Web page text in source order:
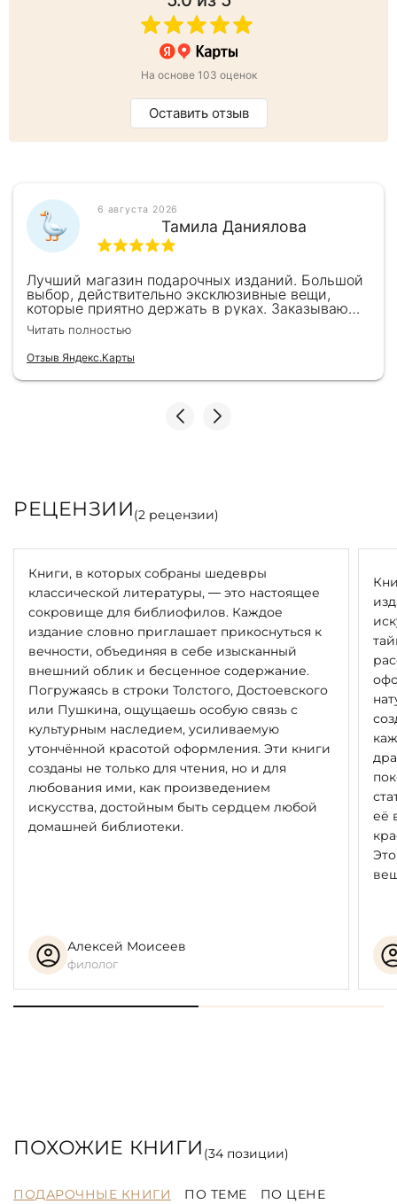
На основе 103 оценок
Оставить отзыв
6 августа 2026
Тамила Даниялова
Лучший магазин подарочных изданий. Большой
выбор, действительно эксклюзивные вещи,
которые приятно держать в руках. Заказываю
здесь уже второй раз для бизнес-партнеров,
всегда всё безупречно — от общения с
консультантами до качества самих книг.
Однозначно рекомендую
Читать полностью
Отзыв Яндекс.Карты
РЕЦЕНЗИИ(2 рецензии)
Книги, в которых собраны шедевры
классической литературы, — это настоящее
сокровище для библиофилов. Каждое
издание словно приглашает прикоснуться к
вечности, объединяя в себе изысканный
внешний облик и бесценное содержание.
Погружаясь в строки Толстого, Достоевского
или Пушкина, ощущаешь особую связь с
культурным наследием, усиливаемую
утончённой красотой оформления. Эти книги
созданы не только для чтения, но и для
любования ими, как произведением
искусства, достойным быть сердцем любой
домашней библиотеки.
Алексей Моисеев
филолог
её
ПОХОЖИЕ КНИГИ (34позиции)
ПОДАРОЧНЫЕ КНИГИ ПО ТЕМЕ ПО ЦЕНЕ